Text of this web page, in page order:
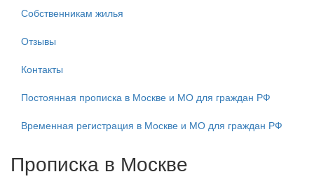
Собственникам жилья
Отзывы
Контакты
Постоянная прописка в Москве и МО для граждан РФ
Временная регистрация в Москве и МО для граждан РФ
Прописка в Москве